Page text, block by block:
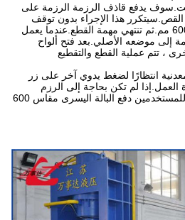
يدفع قاذف الرزمة الرزمة على
هذا الإجراء بدون توقف
حتى يصبح طول البالة حوالي 600 مم.ثم تنتهي مهمة القطع.عندما يعمل
إلى موضعه الأصلي.بعد فتح ألواح
، تتم عملية القطع والتقطيع
انتظارًا لضغط يدوي آخر على زر
العمل.إذا لم تكن بحاجة إلى الرزم
والقطع أكثر من ذلك ، فيمكن للمستخدمين دفع البالة اليسرى مقاس 600